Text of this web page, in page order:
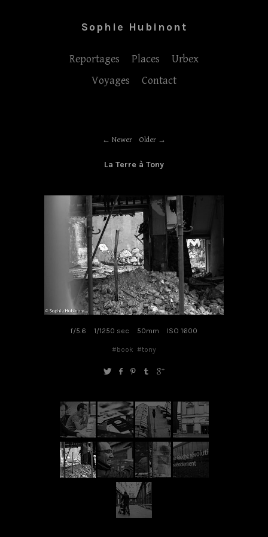
Sophie Hubinont
Reportages Places
Urbex
Voyages
Contact
Newer Older
La Terre à Tony
f/5.6 1/1250 sec 50mm ISO 1600
#book #tony